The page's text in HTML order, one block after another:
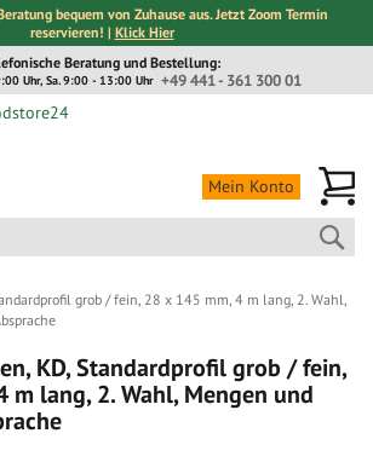
bequem von Zuhause aus. Jetzt Zoom Termin
reservieren! | Klick Hier
Beratung und Bestellung:
+49 441 - 361 300 01
Uhr, Sa. 9:00 - 13:00 Uhr
Mein Konto
grob / fein, 28 x 145 mm, 4 m lang, 2. Wahl,
KD, Standardprofil grob / fein,
m lang, 2. Wahl, Mengen und